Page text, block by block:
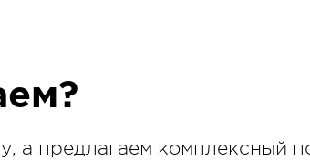
а предлагаем комплексный